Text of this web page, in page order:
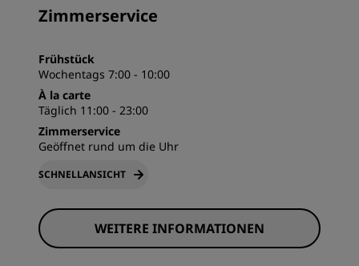
Zimmerservice
Frühstück
Wochentags 7:00 - 10:00
À la carte
Täglich 11:00 - 23:00
Zimmerservice
Geöffnet rund um die Uhr
SCHNELLANSICHT
WEITERE INFORMATIONEN